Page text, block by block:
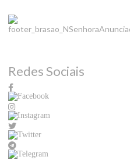
Redes Sociais